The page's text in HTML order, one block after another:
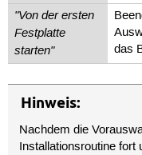
"Von der ersten
Festplatte
starten"
das
Hinweis:
Nachdem die
Installationsroutine fort